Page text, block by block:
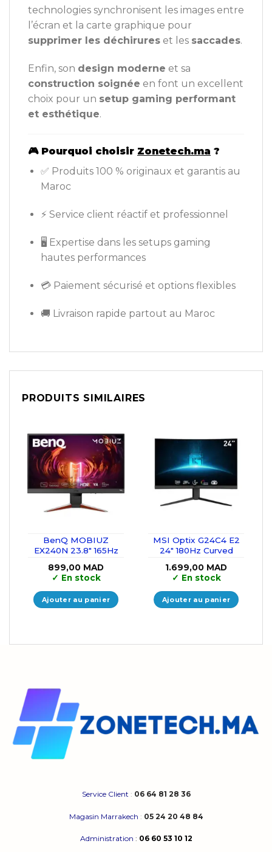
technologies synchronisent les images entre
l’écran et la carte graphique pour
supprimer les déchirures et les saccades.
Enfin, son design moderne et sa
construction soignée en font un excellent
choix pour un setup gaming performant
et esthétique.
🎮 Pourquoi choisir Zonetech.ma ?
✅ Produits 100 % originaux et garantis au
Maroc
⚡ Service client réactif et professionnel
🖥️ Expertise dans les setups gaming
hautes performances
💳 Paiement sécurisé et options flexibles
🚚 Livraison rapide partout au Maroc
PRODUITS SIMILAIRES
BenQ MOBIUZ
EX240N 23.8″ 165Hz
899,00 MAD
✓ En stock
Ajouter au panier
MSI Optix G24C4 E2
24″ 180Hz Curved
1.699,00 MAD
✓ En stock
Ajouter au panier
Service Client : 06 64 81 28 36
Magasin Marrakech : 05 24 20 48 84
Administration : 06 60 53 10 12